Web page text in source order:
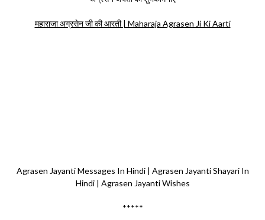
महाराजा अग्रसेन जी की आरती | Maharaja Agrasen Ji Ki Aarti
Agrasen Jayanti Messages In Hindi | Agrasen Jayanti Shayari In
Hindi | Agrasen Jayanti Wishes
*****